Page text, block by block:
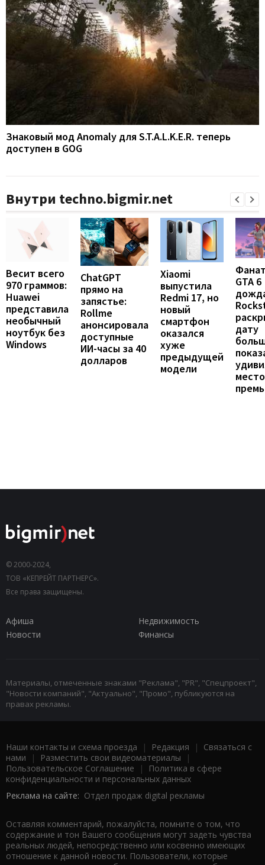
Знаковый мод Anomaly для S.T.A.L.K.E.R. теперь
доступен в GOG
Внутри techno.bigmir.net
Весит всего
970 граммов:
Huawei
представила
необычный
ноутбук без
Windows
ChatGPT
прямо на
запястье:
Rollme
анонсировала
доступные
ИИ-часы за 40
долларов
Xiaomi
выпустила
Redmi 17, но
новый
смартфон
оказался
хуже
предыдущей
модели
GTA 6
дату
© 2000-2024,
ТОВ «КЕПРЕЙТ ПАРТНЕРС».
Все права защищены.
Афиша
Недвижимость
Новости
Финансы
Материалы, отмеченные знаками "Реклама", "PR", "Спецпроект",
"Новости компаний", "Актуально", "Промо", публикуются на
правах рекламы.
Наши контакты и схема проезда | Редакция | Связаться с
нами | Разместить свои видеоматериалы |
Пользовательское Соглашение |
Политика в сфере
конфиденциальности и персональных данных
Реклама на сайте: Отдел продаж digital рекламы
Оставляя комментарий, пожалуйста, помните о том, что
содержание и тон Вашего сообщения могут задеть чувства
реальных людей, непосредственно или косвенно имеющих
отношение к данной новости. Пользователи, которые